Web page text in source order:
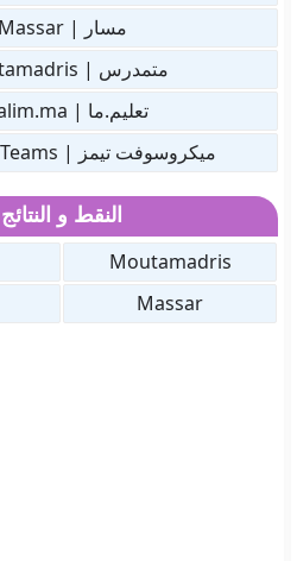
مسار | Massar
متمدرس | Moutamadris
تعليم.ما | Taalim.ma
ميكروسوفت تيمز | Microsoft Teams
النقط و النتائج
Moutamadris
Massar